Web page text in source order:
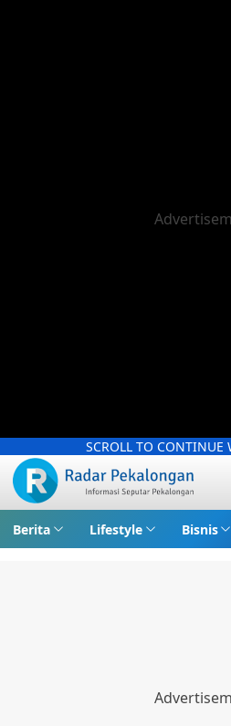
SCROLL TO CONTINUE
Berita Lifestyle Bisnis